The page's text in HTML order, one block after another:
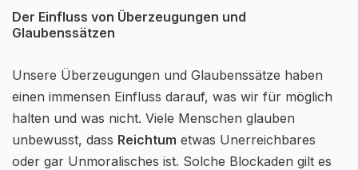
Der Einfluss von Überzeugungen und
Glaubenssätzen
Unsere Überzeugungen und Glaubenssätze haben
einen immensen Einfluss darauf, was wir für möglich
halten und was nicht. Viele Menschen glauben
unbewusst, dass Reichtum etwas Unerreichbares
oder gar Unmoralisches ist. Solche Blockaden gilt es